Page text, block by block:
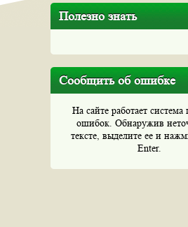
Полезно знать
Сообщить об ошибке
На сайте работает система
ошибок. Обнаружив
тексте, выделите ее и
Enter.